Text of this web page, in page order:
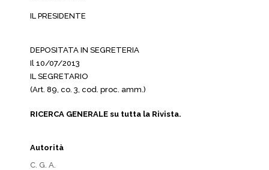
IL PRESIDENTE
DEPOSITATA IN SEGRETERIA
Il 10/07/2013
IL SEGRETARIO
(Art. 89, co. 3, cod. proc. amm.)
RICERCA GENERALE su tutta la Rivista.
Autorità
C. G. A.